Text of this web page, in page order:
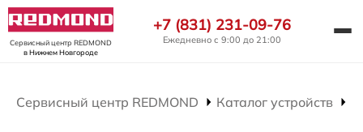
Сервисный центр REDMOND
в Нижнем Новгороде
+7 (831) 231-09-76
Ежедневно с 9:00 до 21:00
Сервисный центр REDMOND Каталог устройств